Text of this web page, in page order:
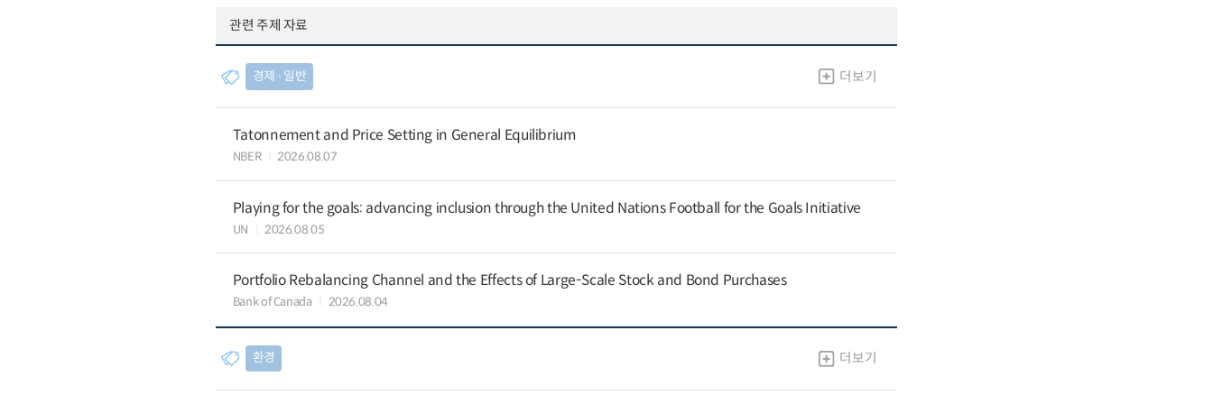
관련 주제 자료
경제 ∙ 일반 더보기
Tatonnement and Price Setting in General Equilibrium
NBER 2026.08.07
Playing for the goals: advancing inclusion through the United Nations Football for the Goals Initiative
UN 2026.08.05
Portfolio Rebalancing Channel and the Effects of Large-Scale Stock and Bond Purchases
Bank of Canada 2026.08.04
환경 더보기